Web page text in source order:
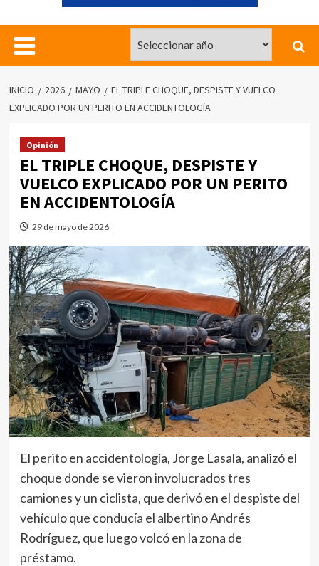
INICIO 2026 MAYO
EL TRIPLE CHOQUE, DESPISTE Y VUELCO
EXPLICADO POR UN PERITO EN ACCIDENTOLOGÍA
Opinión
EL TRIPLE CHOQUE, DESPISTE Y
VUELCO EXPLICADO POR UN PERITO
EN ACCIDENTOLOGÍA
29 de mayo de 2026
El perito en accidentología, Jorge Lasala, analizó el
choque donde se vieron involucrados tres
camiones y un ciclista, que derivó en el despiste del
vehículo que conducía el albertino Andrés
Rodríguez, que luego volcó en la zona de
préstamo.